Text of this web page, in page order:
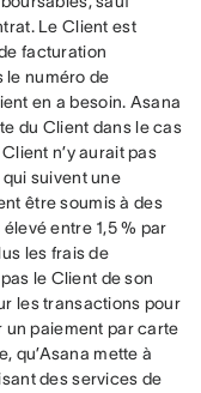
Le Client est
facturation
le numéro de
en a besoin. Asana
du Client dans le cas
n’y aurait pas
suivent une
être soumis à des
entre 1,5 % par
les frais de
le Client de son
les transactions pour
un paiement par carte
qu’Asana mette à
des services de